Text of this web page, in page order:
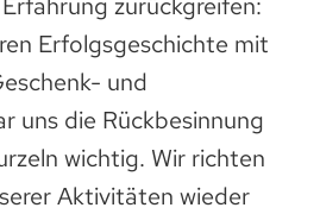
zurückgreifen:
Erfolgsgeschichte mit
und
uns die Rückbesinnung
wichtig. Wir richten
Aktivitäten wieder